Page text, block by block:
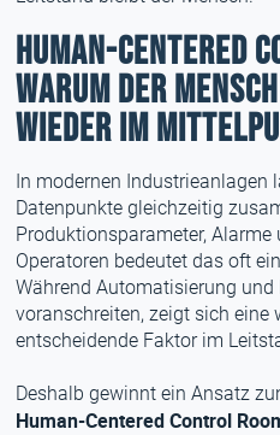
Human-Centered
Warum der
wieder im
In modernen Industrieanlagen
Datenpunkte gleichzeitig
Produktionsparameter,
Operatoren bedeutet das oft
Während Automatisierung
voranschreiten, zeigt sich eine
entscheidende Faktor im
Deshalb gewinnt ein Ansatz
Human-Centered Control